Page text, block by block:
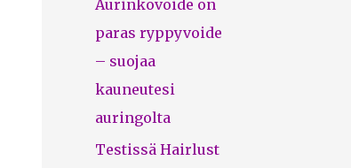
Aurinkovoide on
paras ryppyvoide
– suojaa
kauneutesi
auringolta
Testissä Hairlust